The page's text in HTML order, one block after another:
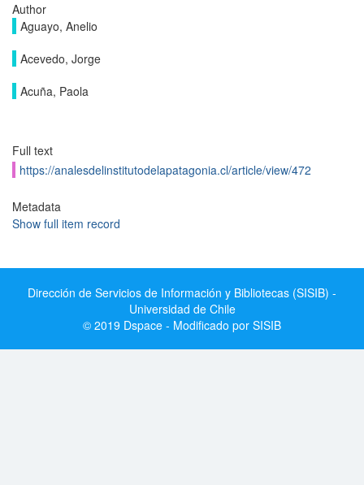
Author
Aguayo, Anelio
Acevedo, Jorge
Acuña, Paola
Full text
https://analesdelinstitutodelapatagonia.cl/article/view/472
Metadata
Show full item record
Dirección de Servicios de Información y Bibliotecas (SISIB) -
Universidad de Chile
© 2019 Dspace - Modificado por SISIB